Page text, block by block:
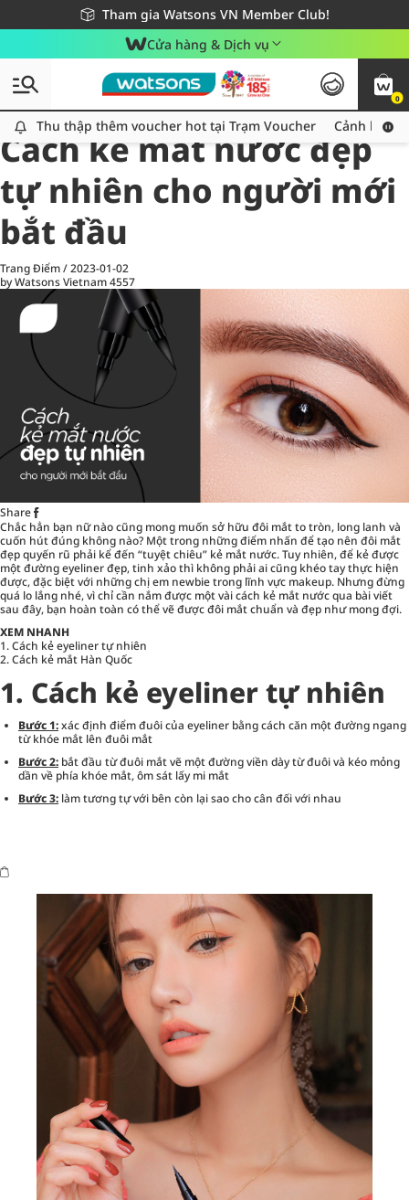
Tham gia Watsons VN Member Club!
Miễn phí giao hàng cho đơn hàng từ 249,000Đ
Giao hàng nhanh 24h - Áp dụng khu vực TP. Hồ Chí Minh
Cửa hàng & Dịch vụ
0
Thu thập thêm voucher hot tại Trạm Voucher
Thu thập thêm voucher hot tại Trạm Voucher Cảnh báo
All
Chăm Sóc Cá Nhân
Cách kẻ mắt nước đẹp
tự nhiên cho người mới
bắt đầu
Trang Điểm/2023-01-02
by Watsons Vietnam4557
Share
Chắc hẳn bạn nữ nào cũng mong muốn sở hữu đôi mắt to tròn, long lanh và
cuốn hút đúng không nào? Một trong những điểm nhấn để tạo nên đôi mắt
đẹp quyến rũ phải kể đến “tuyệt chiêu” kẻ mắt nước. Tuy nhiên, để kẻ được
một đường eyeliner đẹp, tinh xảo thì không phải ai cũng khéo tay thực hiện
được, đặc biệt với những chị em newbie trong lĩnh vực makeup. Nhưng đừng
quá lo lắng nhé, vì chỉ cần nắm được một vài cách kẻ mắt nướcqua bài viết
sau đây, bạn hoàn toàn có thể vẽ được đôi mắt chuẩn và đẹp như mong đợi.
XEM NHANH
1.Cách kẻ eyeliner tự nhiên
2.Cách kẻ mắt Hàn Quốc
1. Cách kẻ eyeliner tự nhiên
Bước 1:xác định điểm đuôi của eyeliner bằng cách căn một đường ngang
từ khóe mắt lên đuôi mắt
Bước 2: bắt đầu từ đuôi mắt vẽ một đường viền dày từ đuôi và kéo mỏng
dần về phía khóe mắt, ôm sát lấy mi mắt
Bước 3: làm tương tự với bên còn lại sao cho cân đối với nhau